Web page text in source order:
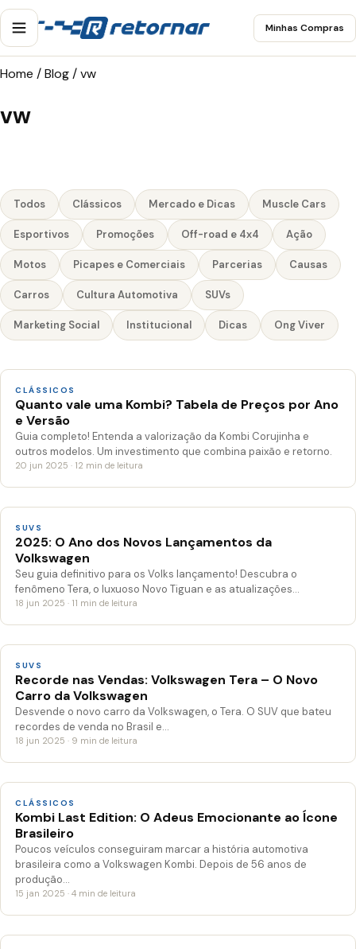
Minhas Compras
Home /Blog/vw
vw
Todos Clássicos Mercado e Dicas Muscle Cars
Esportivos Promoções Off-road e 4x4 Ação
Motos Picapes e Comerciais Parcerias Causas
Carros Cultura Automotiva SUVs
Marketing Social Institucional Dicas Ong Viver
CLÁSSICOS
Quanto vale uma Kombi? Tabela de Preços por Ano
e Versão
Guia completo! Entenda a valorização da Kombi Corujinha e
outros modelos. Um investimento que combina paixão e retorno.
20 jun 2025 · 12 min de leitura
SUVS
2025: O Ano dos Novos Lançamentos da
Volkswagen
Seu guia definitivo para os Volks lançamento! Descubra o
fenômeno Tera, o luxuoso Novo Tiguan e as atualizações…
18 jun 2025 · 11 min de leitura
SUVS
Recorde nas Vendas: Volkswagen Tera – O Novo
Carro da Volkswagen
Desvende o novo carro da Volkswagen, o Tera. O SUV que bateu
recordes de venda no Brasil e…
18 jun 2025 · 9 min de leitura
CLÁSSICOS
Kombi Last Edition: O Adeus Emocionante ao Ícone
Brasileiro
Poucos veículos conseguiram marcar a história automotiva
brasileira como a Volkswagen Kombi. Depois de 56 anos de
produção…
15 jan 2025 · 4 min de leitura